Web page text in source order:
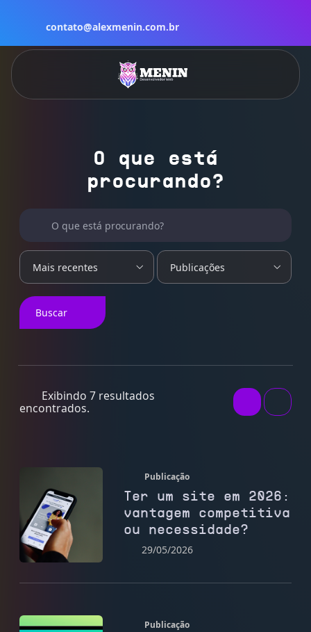
contato@alexmenin.com.br
O que está
procurando?
Buscar por:
O que está procurando?
Mais recentes Publicações
Buscar
Exibindo 7 resultados
encontrados.
Publicação
Ter um site em 2026:
vantagem competitiva
ou necessidade?
29/05/2026
Publicação